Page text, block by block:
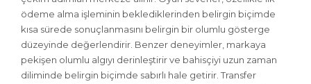
ödeme alma işleminin beklediklerinden belirgin biçimde
kısa sürede sonuçlanmasını belirgin bir olumlu gösterge
düzeyinde değerlendirir. Benzer deneyimler, markaya
pekişen olumlu algıyı derinleştirir ve bahisçiyi uzun zaman
diliminde belirgin biçimde sabırlı hale getirir. Transfer